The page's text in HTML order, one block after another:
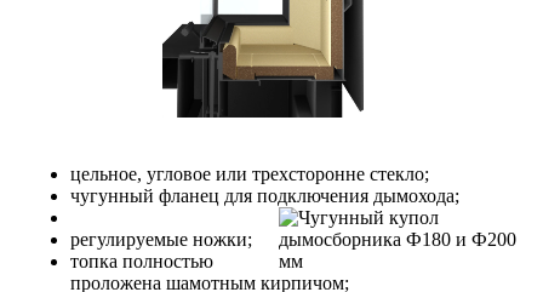
цельное, угловое или трехсторонне стекло;
чугунный фланец для подключения дымохода;
регулируемые ножки;
топка полностью
проложена шамотным кирпичом;